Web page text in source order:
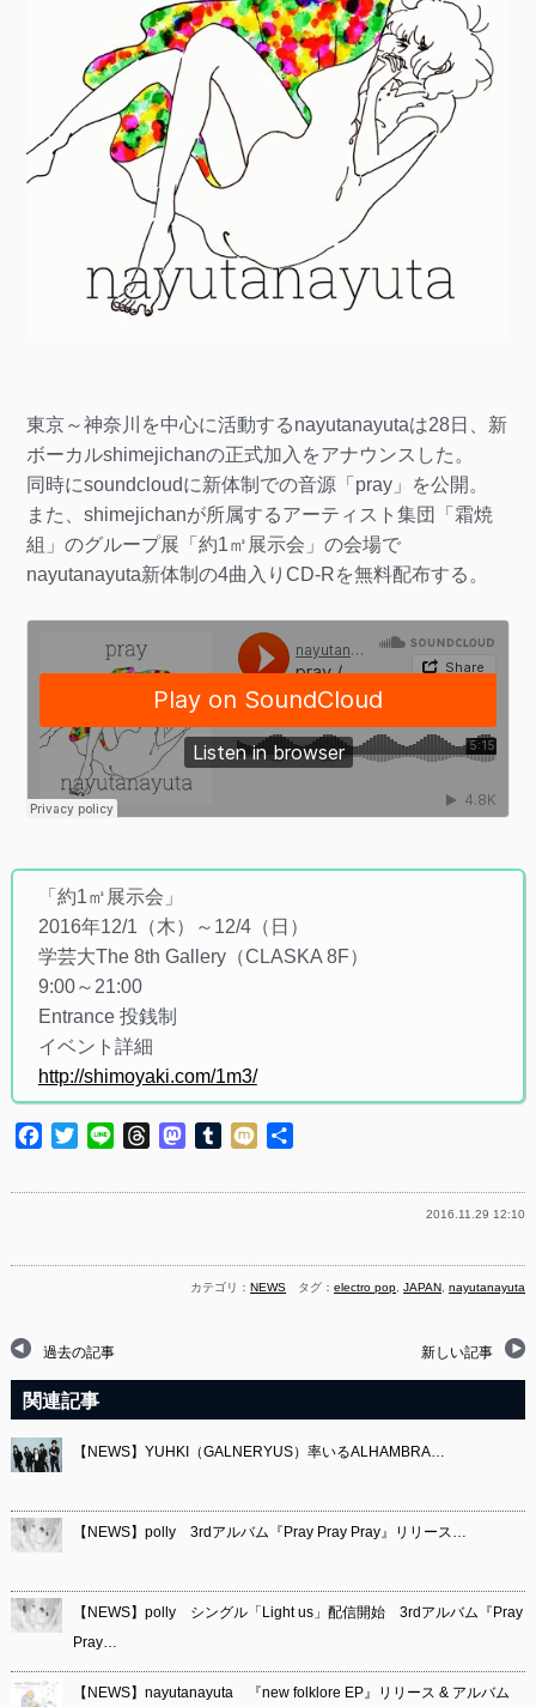
東京～神奈川を中心に活動するnayutanayutaは28日、新
ボーカルshimejichanの正式加入をアナウンスした。
同時にsoundcloudに新体制での音源「pray」を公開。
また、shimejichanが所属するアーティスト集団「霜焼
組」のグループ展「約1㎥展示会」の会場で
nayutanayuta新体制の4曲入りCD-Rを無料配布する。
「約1㎥展示会」
2016年12/1（木）～12/4（日）
学芸大The 8th Gallery（CLASKA 8F）
9:00～21:00
Entrance 投銭制
イベント詳細
http://shimoyaki.com/1m3/
Facebook
TwitterLine ThreadsMastodon
Tumblr
Mixi
2016.11.29 12:10
カテゴリ：NEWS タグ：electro pop,JAPAN,nayutanayuta
過去の記事 新しい記事
関連記事
【NEWS】YUHKI（GALNERYUS）率いるALHAMBRA…
【NEWS】polly 3rdアルバム『Pray Pray Pray』リリース…
【NEWS】polly シングル「Light us」配信開始 3rdアルバム『Pray
Pray…
【NEWS】nayutanayuta 『new folklore EP』リリース & アルバム